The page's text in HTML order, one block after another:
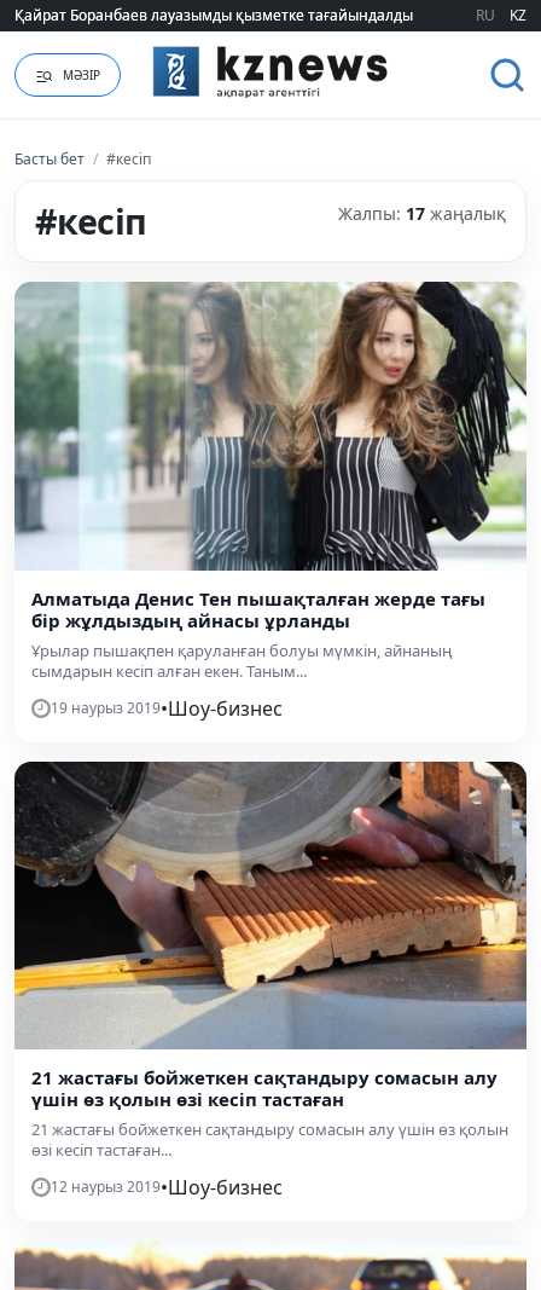
Қайрат Боранбаев лауазымды қызметке тағайындалды
Қайрат Боранбаев лауазымды қызметке тағайындалды RU KZ
МӘЗІР
Басты бет / #кесіп
#кесіп Жалпы: 17 жаңалық
Алматыда Денис Тен пышақталған жерде тағы
бір жұлдыздың айнасы ұрланды
Ұрылар пышақпен қаруланған болуы мүмкін, айнаның
сымдарын кесіп алған екен. Таным...
19 наурыз 2019•Шоу-бизнес
​21 жастағы бойжеткен сақтандыру сомасын алу
үшін өз қолын өзі кесіп тастаған
​21 жастағы бойжеткен сақтандыру сомасын алу үшін өз қолын
өзі кесіп тастаған...
12 наурыз 2019•Шоу-бизнес